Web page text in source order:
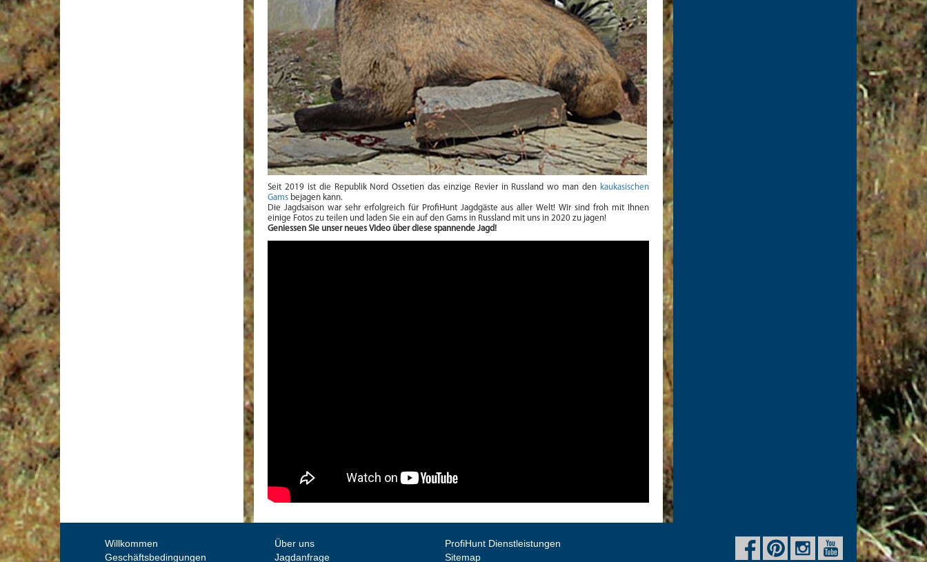
Seit 2019 ist die Republik Nord Ossetien das einzige Revier in Russland wo man den kaukasischen
Gams bejagen kann.
Die Jagdsaison war sehr erfolgreich für ProfiHunt Jagdgäste aus aller Welt! Wir sind froh mit Ihnen
einige Fotos zu teilen und laden Sie ein auf den Gams in Russland mit uns in 2020 zu jagen!
Geniessen Sie unser neues Video über diese spannende Jagd!
Willkommen Über uns
ProfiHunt Dienstleistungen
Geschäftsbedingungen
Jagdanfrage Sitemap